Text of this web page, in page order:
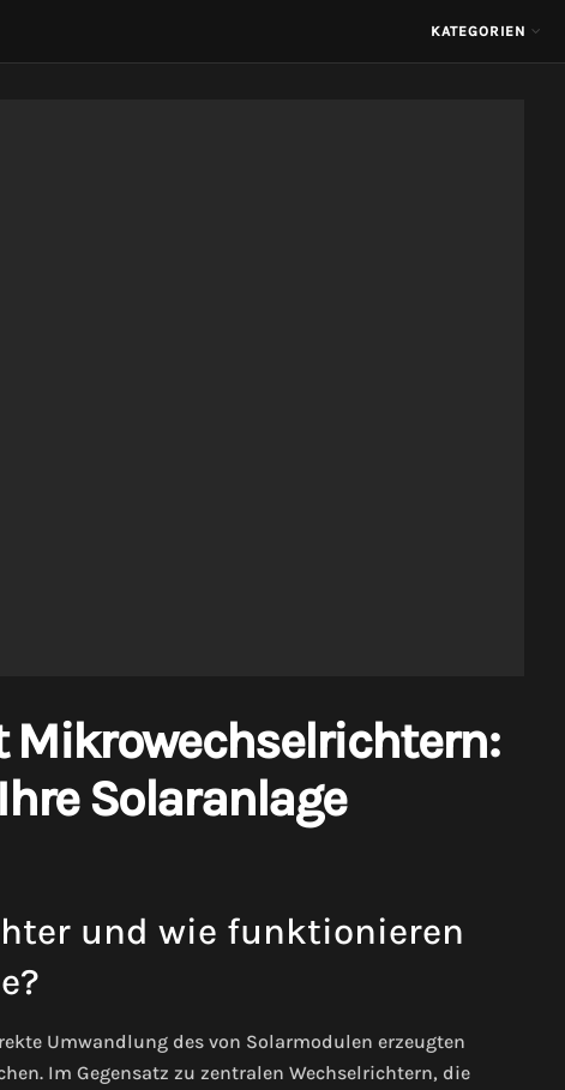
KATEGORIEN
Solaranlage
und wie funktionieren
Umwandlung des von Solarmodulen erzeugten
Im Gegensatz zu zentralen Wechselrichtern, die